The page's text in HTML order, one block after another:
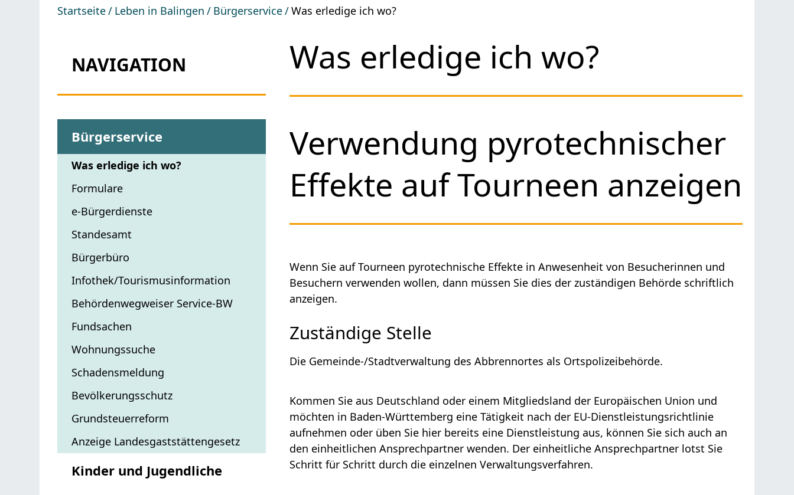
Startseite Leben in Balingen Bürgerservice Was erledige ich wo?
NAVIGATION
Bürgerservice
Was erledige ich wo?
Formulare
e-Bürgerdienste
Standesamt
Bürgerbüro
Infothek/Tourismusinformation
Behördenwegweiser Service-BW
Fundsachen
Wohnungssuche
Schadensmeldung
Bevölkerungsschutz
Grundsteuerreform
Anzeige Landesgaststättengesetz
Kinder und Jugendliche
Was erledige ich wo?
Verwendung pyrotechnischer
Effekte auf Tourneen anzeigen
Wenn Sie auf Tourneen pyrotechnische Effekte in Anwesenheit von Besucherinnen und
Besuchern verwenden wollen, dann müssen Sie dies der zuständigen Behörde schriftlich
anzeigen.
Zuständige Stelle
Die Gemeinde-/Stadtverwaltung des Abbrennortes als Ortspolizeibehörde.
Kommen Sie aus Deutschland oder einem Mitgliedsland der Europäischen Union und
möchten in Baden-Württemberg eine Tätigkeit nach der EU-Dienstleistungsrichtlinie
aufnehmen oder üben Sie hier bereits eine Dienstleistung aus, können Sie sich auch an
den einheitlichen Ansprechpartner wenden. Der einheitliche Ansprechpartner lotst Sie
Schritt für Schritt durch die einzelnen Verwaltungsverfahren.